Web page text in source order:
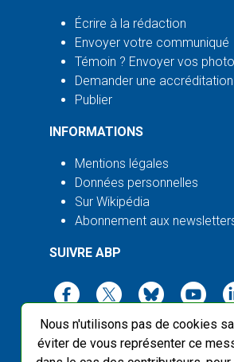
Nous n'utilisons pas de cookies
éviter de vous représenter ce
Écrire à la rédaction
Envoyer votre communiqué
Témoin ? Envoyer vos
Demander une accréditation
Publier
INFORMATIONS
Mentions légales
Données personnelles
Sur Wikipédia
Abonnement aux
SUIVRE ABP